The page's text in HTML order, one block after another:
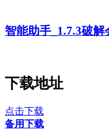
智能助手_1.7.3破
下载地址
点击下载
备用下载